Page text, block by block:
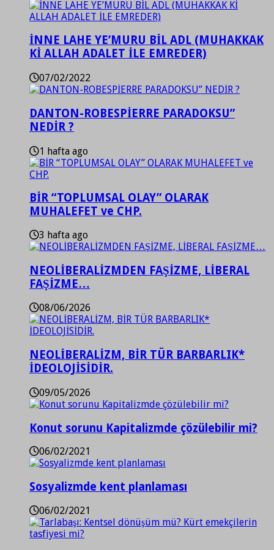
İNNE LAHE YE’MURU BİL ADL (MUHAKKAK
Kİ ALLAH ADALET İLE EMREDER)
07/02/2022
DANTON-ROBESPİERRE PARADOKSU”
NEDİR ?
1 hafta ago
BİR “TOPLUMSAL OLAY” OLARAK
MUHALEFET ve CHP.
3 hafta ago
NEOLİBERALİZMDEN FAŞİZME, LİBERAL
FAŞİZME…
08/06/2026
NEOLİBERALİZM, BİR TÜR BARBARLIK*
İDEOLOJİSİDİR.
09/05/2026
Konut sorunu Kapitalizmde çözülebilir mi?
06/02/2021
Sosyalizmde kent planlaması
06/02/2021